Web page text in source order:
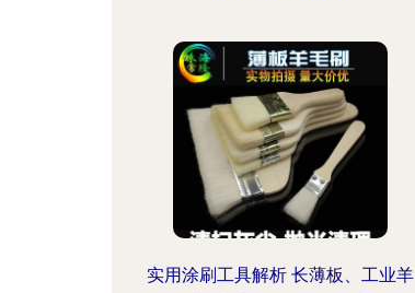
实用涂刷工具解析 长薄板、工业羊